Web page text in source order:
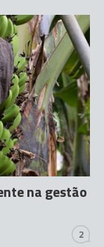
na gestão
2